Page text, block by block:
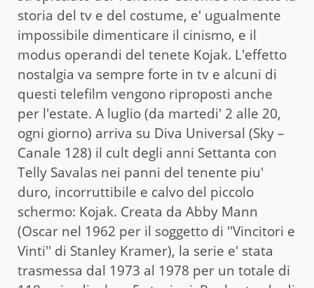
storia del tv e del costume, e' ugualmente
impossibile dimenticare il cinismo, e il
modus operandi del tenete Kojak. L'effetto
nostalgia va sempre forte in tv e alcuni di
questi telefilm vengono riproposti anche
per l'estate. A luglio (da martedi' 2 alle 20,
ogni giorno) arriva su Diva Universal (Sky –
Canale 128) il cult degli anni Settanta con
Telly Savalas nei panni del tenente piu'
duro, incorruttibile e calvo del piccolo
schermo: Kojak. Creata da Abby Mann
(Oscar nel 1962 per il soggetto di ''Vincitori e
Vinti'' di Stanley Kramer), la serie e' stata
trasmessa dal 1973 al 1978 per un totale di